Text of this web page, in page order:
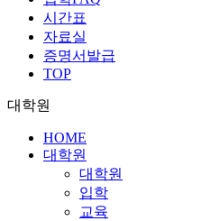
시간표
자료실
증명서발급
TOP
대학원
HOME
대학원
대학원
입학
교육